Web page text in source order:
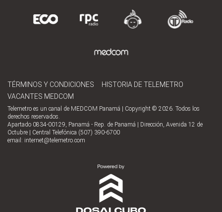
TÉRMINOS Y CONDICIONES
HISTORIA DE TELEMETRO
VACANTES MEDCOM
Telemetro es un canal de MEDCOM Panamá | Copyright © 2026. Todos los
derechos reservados.
Apartado 0834-00129, Panamá - Rep. de Panamá | Dirección, Avenida 12 de
Octubre | Central Telefónica (507) 390-6700
email: internet@telemetro.com